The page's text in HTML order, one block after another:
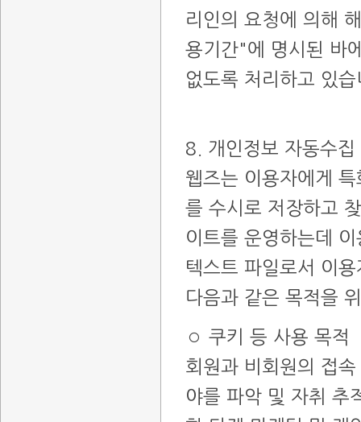
리인의 요청에 의해
용기간"에 명시된 바
없도록 처리하고 있습
8. 개인정보 자동수
웹즈는 이용자에게
를 수시로 저장하고
이트를 운영하는데
텍스트 파일로서 이
다음과 같은 목적을
◦ 쿠키 등 사용 목적
회원과 비회원의 접
야를 파악 및 자취 추